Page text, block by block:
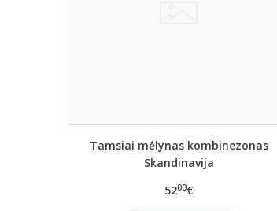
Tamsiai mėlynas kombinezonas
Skandinavija
5200€